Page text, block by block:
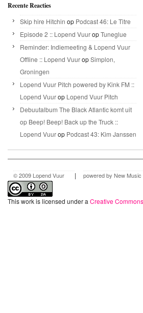
Recente Reacties
Skip hire Hitchin op Podcast 46: Le Titre
Episode 2 :: Lopend VuuropTuneglue
Reminder: Indiemeeting & Lopend Vuur
Offline :: Lopend VuuropSimplon,
Groningen
Lopend Vuur Pitch powered by Kink FM ::
Lopend Vuurop Lopend Vuur Pitch
Debuutalbum The Black Atlantic komt uit
op Beep! Beep! Back up the Truck ::
Lopend Vuurop Podcast 43: Kim Janssen
© 2009 Lopend Vuur | powered by New Music
This work is licensed under a Creative